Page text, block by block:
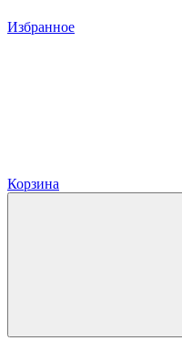
Избранное
Корзина